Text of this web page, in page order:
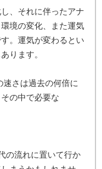
、それに伴ったアナ
境の変化、また運気
。運気が変わるとい
ります。
さは過去の何倍に
の中で必要な
の流れに置いて行か